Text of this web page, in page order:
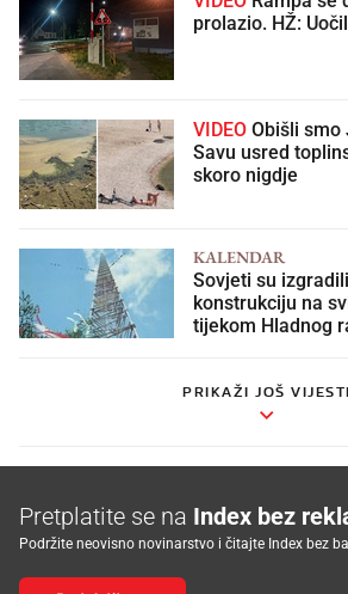
prolazio. HŽ:
VIDEO
Savu usred
skoro nigdje
KALENDAR
Sovjeti su
konstrukciju na
tijekom Hladnog
PRIKAŽI JOŠ VIJESTI
Pretplatite se na Index bez
Podržite neovisno novinarstvo i čitajte Index bez